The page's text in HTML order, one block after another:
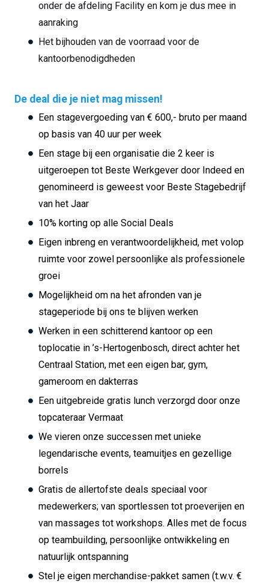
onder de afdeling Facility en kom je dus mee in
aanraking
Het bijhouden van de voorraad voor de
kantoorbenodigdheden
De deal die je niet mag missen!
Een stagevergoeding van € 600,- bruto per maand
op basis van 40 uur per week
Een stage bij een organisatie die 2 keer is
uitgeroepen tot Beste Werkgever door Indeed en
genomineerd is geweest voor Beste Stagebedrijf
van het Jaar
10% korting op alle Social Deals
Eigen inbreng en verantwoordelijkheid, met volop
ruimte voor zowel persoonlijke als professionele
groei
Mogelijkheid om na het afronden van je
stageperiode bij ons te blijven werken
Werken in een schitterend kantoor op een
toplocatie in ’s-Hertogenbosch, direct achter het
Centraal Station, met een eigen bar, gym,
gameroom en dakterras
Een uitgebreide gratis lunch verzorgd door onze
topcateraar Vermaat
We vieren onze successen met unieke
legendarische events, teamuitjes en gezellige
borrels
Gratis de allertofste deals speciaal voor
medewerkers; van sportlessen tot proeverijen en
van massages tot workshops. Alles met de focus
op teambuilding, persoonlijke ontwikkeling en
natuurlijk ontspanning
Stel je eigen merchandise-pakket samen (t.w.v. €